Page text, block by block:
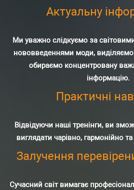
Актуальну
Ми уважно слідкуємо за
нововведеннями моди, виділяємо
обираємо концентровану
інформацію.
Практичні
Відвідуючи наші тренінги, ви
виглядати чарівно, гармонійно
Залучення
Сучасний світ вимагає